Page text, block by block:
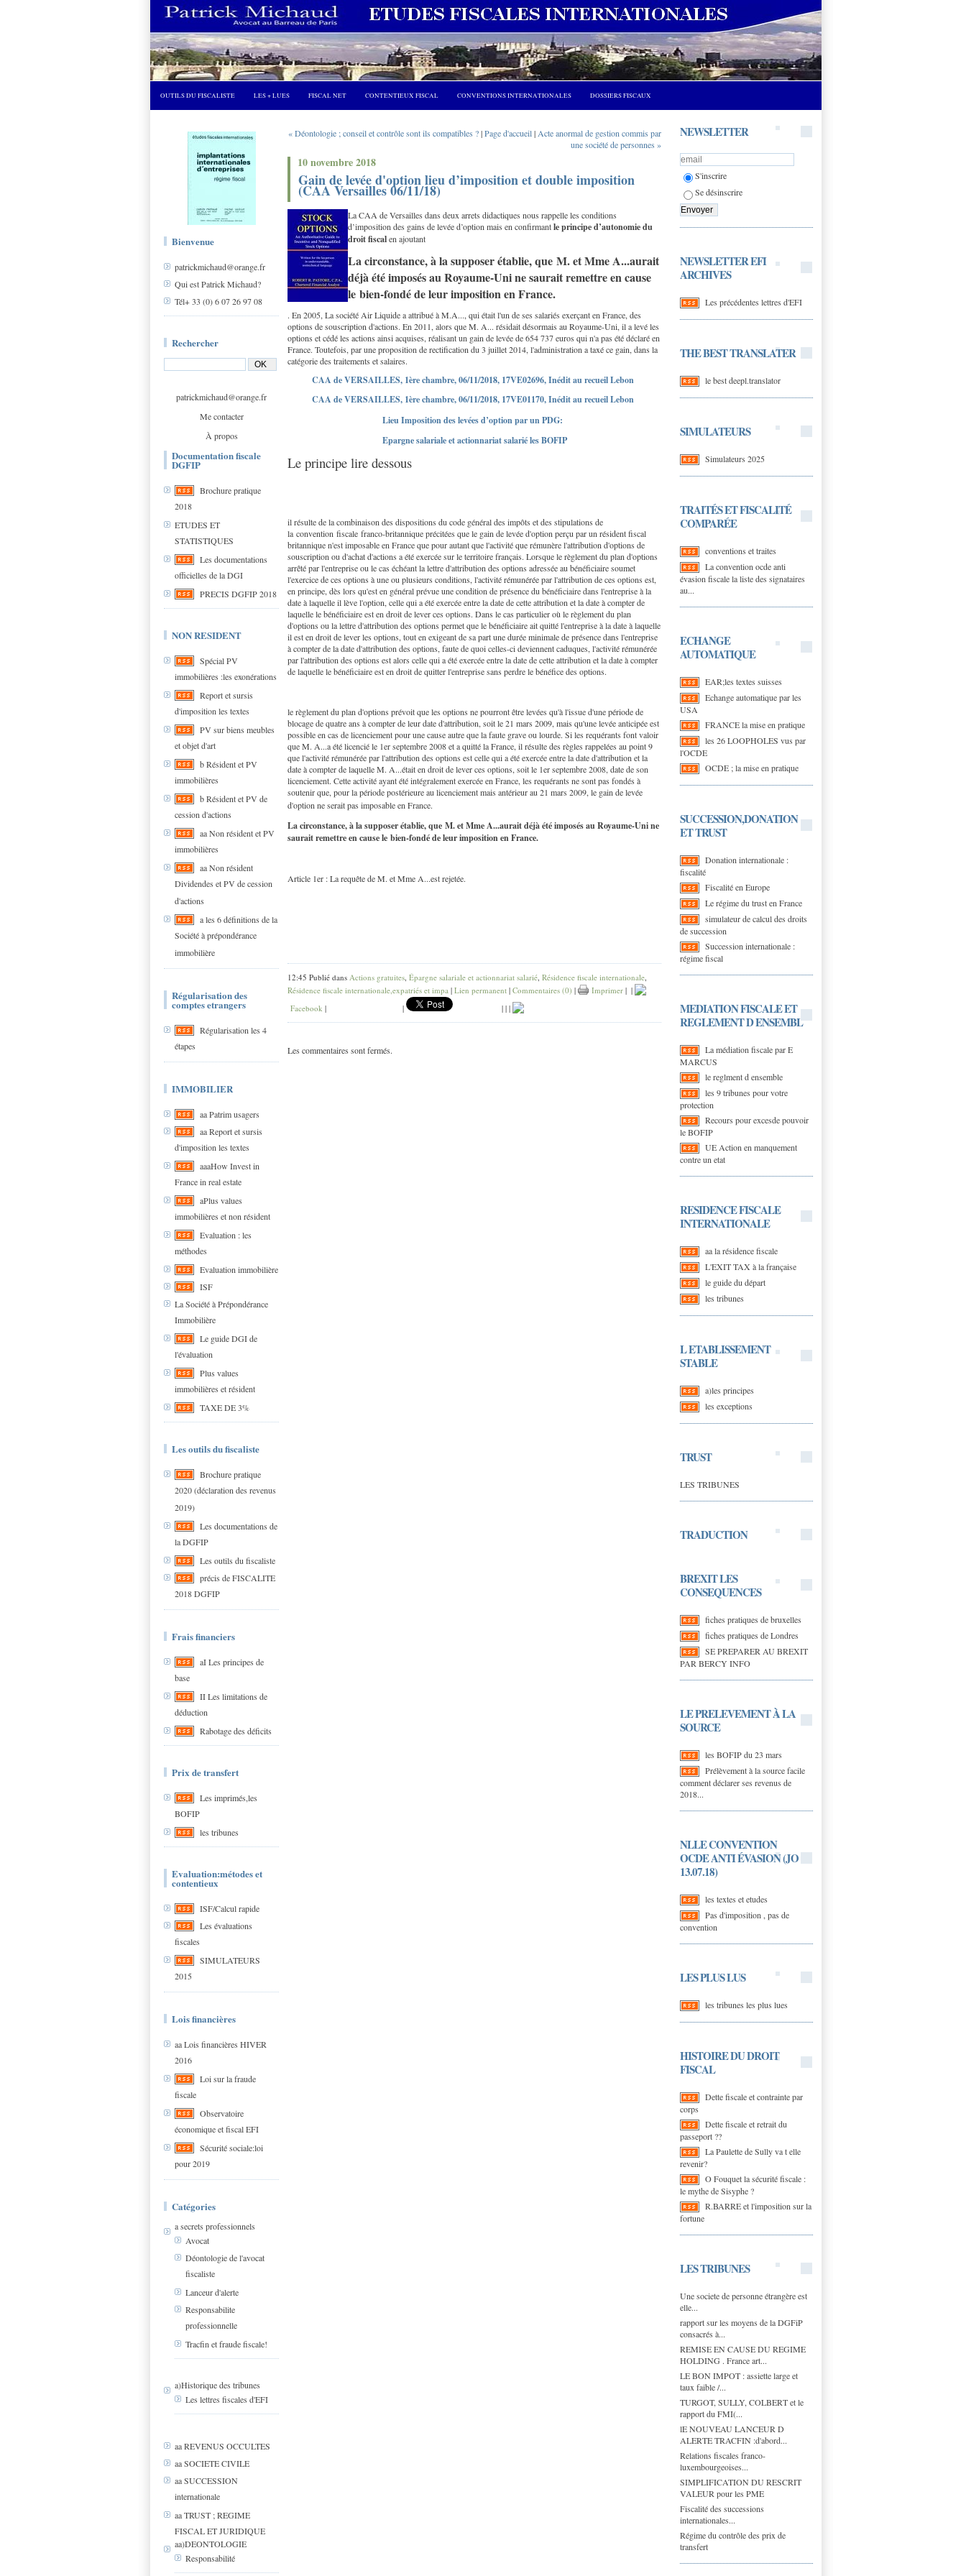
OUTILS DU FISCALISTE LES + LUES FISCAL NET CONTENTIEUX FISCAL CONVENTIONS INTERNATIONALES DOSSIERS FISCAUX
Bienvenue
patrickmichaud@orange.fr
Qui est Patrick Michaud?
Tél+ 33 (0) 6 07 26 97 08
Rechercher
patrickmichaud@orange.fr
Me contacter
À propos
Documentation fiscale
DGFIP
Brochure pratique
2018
ETUDES ET
STATISTIQUES
Les documentations
officielles de la DGI
PRECIS DGFIP 2018
NON RESIDENT
Spécial PV
immobilières :les exonérations
Report et sursis
d'imposition les textes
PV sur biens meubles
et objet d'art
b Résident et PV
immobilières
b Résident et PV de
cession d'actions
aa Non résident et PV
immobilières
aa Non résident
Dividendes et PV de cession
d'actions
a les 6 définitions de la
Société à prépondérance
immobilière
Régularisation des
comptes etrangers
Régularisation les 4
étapes
IMMOBILIER
aa Patrim usagers
aa Report et sursis
d'imposition les textes
aaaHow Invest in
France in real estate
aPlus values
immobilières et non résident
Evaluation : les
méthodes
Evaluation immobilière
ISF
La Société à Prépondérance
Immobilière
Le guide DGI de
l'évaluation
Plus values
immobilières et résident
TAXE DE 3%
Les outils du fiscaliste
Brochure pratique
2020 (déclaration des revenus
2019)
Les documentations de
la DGFIP
Les outils du fiscaliste
précis de FISCALITE
2018 DGFIP
Frais financiers
aI Les principes de
base
II Les limitations de
déduction
Rabotage des déficits
Prix de transfert
Les imprimés,les
BOFIP
les tribunes
Evaluation:métodes et
contentieux
ISF/Calcul rapide
Les évaluations
fiscales
SIMULATEURS
2015
Lois financières
aa Lois financières HIVER
2016
Loi sur la fraude
fiscale
Observatoire
économique et fiscal EFI
Sécurité sociale:loi
pour 2019
Catégories
a secrets professionnels
Avocat
Déontologie de l'avocat
fiscaliste
Lanceur d'alerte
Responsabilite
professionnelle
Tracfin et fraude fiscale!
a)Historique des tribunes
Les lettres fiscales d'EFI
aa REVENUS OCCULTES
aa SOCIETE CIVILE
aa SUCCESSION
internationale
aa TRUST ; REGIME
FISCAL ET JURIDIQUE
aa)DEONTOLOGIE
Responsabilité
NEWSLETTER
S'inscrire
Se désinscrire
NEWSLETTER EFI
ARCHIVES
Les précédentes lettres d'EFI
THE BEST TRANSLATER
le best deepl.translator
SIMULATEURS
Simulateurs 2025
TRAITÉS ET FISCALITÉ
COMPARÉE
conventions et traites
La convention ocde anti
évasion fiscale la liste des signataires
au...
ECHANGE
AUTOMATIQUE
EAR;les textes suisses
Echange automatique par les
USA
FRANCE la mise en pratique
les 26 LOOPHOLES vus par
l'OCDE
OCDE ; la mise en pratique
SUCCESSION,DONATION
ET TRUST
Donation internationale :
fiscalité
Fiscalité en Europe
Le régime du trust en France
simulateur de calcul des droits
de succession
Succession internationale :
régime fiscal
MEDIATION FISCALE ET
REGLEMENT D ENSEMBL
La médiation fiscale par E
MARCUS
le reglment d ensemble
les 9 tribunes pour votre
protection
Recours pour excesde pouvoir
le BOFIP
UE Action en manquement
contre un etat
RESIDENCE FISCALE
INTERNATIONALE
aa la résidence fiscale
L'EXIT TAX à la française
le guide du départ
les tribunes
L ETABLISSEMENT
STABLE
a)les principes
les exceptions
TRUST
LES TRIBUNES
TRADUCTION
BREXIT LES
CONSEQUENCES
fiches pratiques de bruxelles
fiches pratiques de Londres
SE PREPARER AU BREXIT
PAR BERCY INFO
LE PRELEVEMENT À LA
SOURCE
les BOFIP du 23 mars
Prélèvement à la source facile
comment déclarer ses revenus de
2018...
NLLE CONVENTION
OCDE ANTI ÉVASION (JO
13.07.18)
les textes et etudes
Pas d'imposition , pas de
convention
LES PLUS LUS
les tribunes les plus lues
HISTOIRE DU DROIT
FISCAL
Dette fiscale et contrainte par
corps
Dette fiscale et retrait du
passeport ??
La Paulette de Sully va t elle
revenir?
O Fouquet la sécurité fiscale :
le mythe de Sisyphe ?
R.BARRE et l'imposition sur la
fortune
LES TRIBUNES
Une societe de personne étrangère est
elle...
rapport sur les moyens de la DGFiP
consacrés à...
REMISE EN CAUSE DU REGIME
HOLDING . France art...
LE BON IMPOT : assiette large et
taux faible /...
TURGOT, SULLY, COLBERT et le
rapport du FMI(...
lE NOUVEAU LANCEUR D
ALERTE TRACFIN :d'abord...
Relations fiscales franco-
luxembourgeoises...
SIMPLIFICATION DU RESCRIT
VALEUR pour les PME
Fiscalité des successions
internationales...
Régime du contrôle des prix de
transfert
« Déontologie ; conseil et contrôle sont ils compatibles ?|Page d'accueil| Acte anormal de gestion commis par
une société de personnes »
10 novembre 2018
Gain de levée d'option lieu d’imposition et double imposition
(CAA Versailles 06/11/18)
La CAA de Versailles dans deux arrets didactiques nous rappelle les conditions
d’imposition des gains de levée d’option mais en confirmantle principe d’autonomie du
droit fiscalen ajoutant
La circonstance, à la supposer établie, que M. et Mme A...aurait
déjà été imposés au Royaume-Uni ne saurait remettre en cause
le bien-fondé de leur imposition en France.
. En 2005, La société Air Liquide a attribué à M.A..., qui était l'un de ses salariés exerçant en France, des
options de souscription d'actions. En 2011, alors que M. A... résidait désormais au Royaume-Uni, il a levé les
options et cédé les actions ainsi acquises, réalisant un gain de levée de 654 737 euros qui n'a pas été déclaré en
France. Toutefois, par une proposition de rectification du 3 juillet 2014, l'administration a taxé ce gain, dans la
catégorie des traitements et salaires.
CAA de VERSAILLES, 1ère chambre, 06/11/2018, 17VE02696, Inédit au recueil Lebon
CAA de VERSAILLES, 1ère chambre, 06/11/2018, 17VE01170, Inédit au recueil Lebon
Lieu Imposition des levées d’option par un PDG:
Epargne salariale et actionnariat salarié les BOFIP
Le principe lire dessous
il résulte de la combinaison des dispositions du code général des impôts et des stipulations de
la convention fiscale franco-britannique précitées que le gain de levée d'option perçu par un résident fiscal
britannique n'est imposable en France que pour autant que l'activité que rémunère l'attribution d'options de
souscription ou d'achat d'actions a été exercée sur le territoire français. Lorsque le règlement du plan d'options
arrêté par l'entreprise ou le cas échéant la lettre d'attribution des options adressée au bénéficiaire soumet
l'exercice de ces options à une ou plusieurs conditions, l'activité rémunérée par l'attribution de ces options est,
en principe, dès lors qu'est en général prévue une condition de présence du bénéficiaire dans l'entreprise à la
date à laquelle il lève l'option, celle qui a été exercée entre la date de cette attribution et la date à compter de
laquelle le bénéficiaire est en droit de lever ces options. Dans le cas particulier où le règlement du plan
d'options ou la lettre d'attribution des options permet que le bénéficiaire ait quitté l'entreprise à la date à laquelle
il est en droit de lever les options, tout en exigeant de sa part une durée minimale de présence dans l'entreprise
à compter de la date d'attribution des options, faute de quoi celles-ci deviennent caduques, l'activité rémunérée
par l'attribution des options est alors celle qui a été exercée entre la date de cette attribution et la date à compter
de laquelle le bénéficiaire est en droit de quitter l'entreprise sans perdre le bénéfice des options.
le règlement du plan d'options prévoit que les options ne pourront être levées qu'à l'issue d'une période de
blocage de quatre ans à compter de leur date d'attribution, soit le 21 mars 2009, mais qu'une levée anticipée est
possible en cas de licenciement pour une cause autre que la faute grave ou lourde. Si les requérants font valoir
que M. A...a été licencié le 1er septembre 2008 et a quitté la France, il résulte des règles rappelées au point 9
que l'activité rémunérée par l'attribution des options est celle qui a été exercée entre la date d'attribution et la
date à compter de laquelle M. A...était en droit de lever ces options, soit le 1er septembre 2008, date de son
licenciement. Cette activité ayant été intégralement exercée en France, les requérants ne sont pas fondés à
soutenir que, pour la période postérieure au licenciement mais antérieur au 21 mars 2009, le gain de levée
d'option ne serait pas imposable en France.
La circonstance, à la supposer établie, que M. et Mme A...aurait déjà été imposés au Royaume-Uni ne
saurait remettre en cause le bien-fondé de leur imposition en France.
Article 1er : La requête de M. et Mme A...est rejetée.
12:45 Publié dans Actions gratuites, Épargne salariale et actionnariat salarié, Résidence fiscale internationale,
Résidence fiscale internationale,expatriés et impa | Lien permanent | Commentaires (0) | Imprimer | |
Facebook | | | | |
Les commentaires sont fermés.